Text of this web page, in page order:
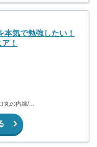
本気で勉強したい！
！
本郷三丁目駅より徒歩2分（東京メトロ丸の内線/都営地下鉄大江戸線）